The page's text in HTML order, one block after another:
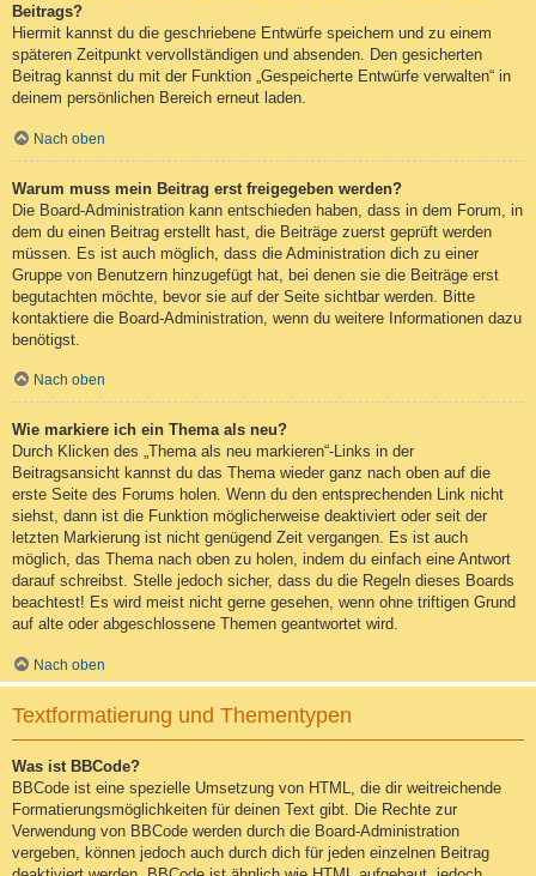
Beitrags?
Hiermit kannst du die geschriebene Entwürfe speichern und zu einem
späteren Zeitpunkt vervollständigen und absenden. Den gesicherten
Beitrag kannst du mit der Funktion „Gespeicherte Entwürfe verwalten“ in
deinem persönlichen Bereich erneut laden.
Nach oben
Warum muss mein Beitrag erst freigegeben werden?
Die Board-Administration kann entschieden haben, dass in dem Forum, in
dem du einen Beitrag erstellt hast, die Beiträge zuerst geprüft werden
müssen. Es ist auch möglich, dass die Administration dich zu einer
Gruppe von Benutzern hinzugefügt hat, bei denen sie die Beiträge erst
begutachten möchte, bevor sie auf der Seite sichtbar werden. Bitte
kontaktiere die Board-Administration, wenn du weitere Informationen dazu
benötigst.
Nach oben
Wie markiere ich ein Thema als neu?
Durch Klicken des „Thema als neu markieren“-Links in der
Beitragsansicht kannst du das Thema wieder ganz nach oben auf die
erste Seite des Forums holen. Wenn du den entsprechenden Link nicht
siehst, dann ist die Funktion möglicherweise deaktiviert oder seit der
letzten Markierung ist nicht genügend Zeit vergangen. Es ist auch
möglich, das Thema nach oben zu holen, indem du einfach eine Antwort
darauf schreibst. Stelle jedoch sicher, dass du die Regeln dieses Boards
beachtest! Es wird meist nicht gerne gesehen, wenn ohne triftigen Grund
auf alte oder abgeschlossene Themen geantwortet wird.
Nach oben
Textformatierung und Thementypen
Was ist BBCode?
BBCode ist eine spezielle Umsetzung von HTML, die dir weitreichende
Formatierungsmöglichkeiten für deinen Text gibt. Die Rechte zur
Verwendung von BBCode werden durch die Board-Administration
vergeben, können jedoch auch durch dich für jeden einzelnen Beitrag